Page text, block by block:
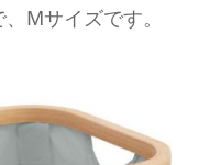
Mサイズです。